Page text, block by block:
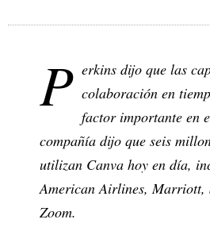
P erkins dijo que las
colaboración en
factor importante en
compañía dijo que seis
utilizan Canva hoy en día,
American Airlines, Marriott,
Zoom.